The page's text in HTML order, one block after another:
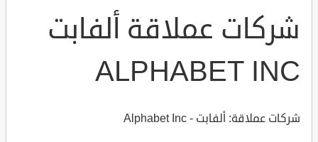
شركات عملاقة ألفابت
ALPHABET INC
شركات عملاقة: ألفابت - Alphabet Inc